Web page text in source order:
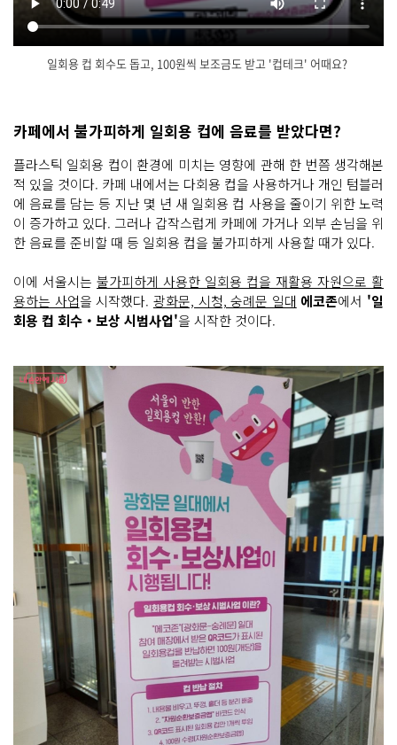
일회용 컵 회수도 돕고, 100원씩 보조금도 받고 '컵테크' 어때요?
카페에서 불가피하게 일회용 컵에 음료를 받았다면?
플라스틱 일회용 컵이 환경에 미치는 영향에 관해 한 번쯤 생각해본
적 있을 것이다. 카페 내에서는 다회용 컵을 사용하거나 개인 텀블러
에 음료를 담는 등 지난 몇 년 새 일회용 컵 사용을 줄이기 위한 노력
이 증가하고 있다. 그러나 갑작스럽게 카페에 가거나 외부 손님을 위
한 음료를 준비할 때 등 일회용 컵을 불가피하게 사용할 때가 있다.
이에 서울시는 불가피하게 사용한 일회용 컵을 재활용 자원으로 활
용하는 사업을 시작했다. 광화문, 시청, 숭례문 일대 에코존에서 '일
회용 컵 회수‧보상 시범사업'을 시작한 것이다.